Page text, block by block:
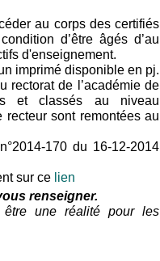
au corps des certifiés
d’être âgés d’au
d'enseignement.
imprimé disponible en pj.
rectorat de l’académie de
et classés au niveau
sont remontées au
170 du 16-12-2014
sur ce lien
renseigner.
être une réalité pour les